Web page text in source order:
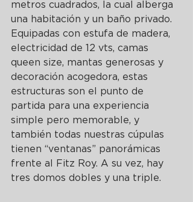
metros cuadrados, la cual alberga
una habitación y un baño privado.
Equipadas con estufa de madera,
electricidad de 12 vts, camas
queen size, mantas generosas y
decoración acogedora, estas
estructuras son el punto de
partida para una experiencia
simple pero memorable, y
también todas nuestras cúpulas
tienen “ventanas” panorámicas
frente al Fitz Roy. A su vez, hay
tres domos dobles y una triple.